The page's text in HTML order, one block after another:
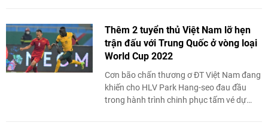
Thêm 2 tuyển thủ Việt Nam lỡ hẹn
trận đấu với Trung Quốc ở vòng loại
World Cup 2022
Cơn bão chấn thương ơ ĐT Việt Nam đang
khiến cho HLV Park Hang-seo đau đầu
trong hành trình chinh phục tấm vé dự